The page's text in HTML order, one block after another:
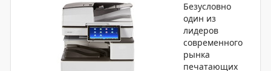
Безусловно
один из
лидеров
современного
рынка
печатающих